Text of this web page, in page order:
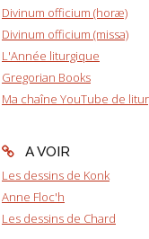
Divinum officium (horæ)
Divinum officium (missa)
L'Année liturgique
Gregorian Books
Ma chaîne YouTube de
A VOIR
Les dessins de Konk
Anne Floc'h
Les dessins de Chard